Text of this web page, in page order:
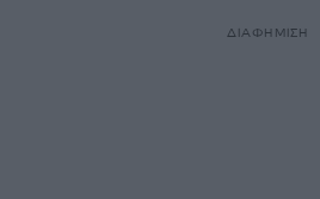
ΔΙΑΦΗΜΙΣΗ